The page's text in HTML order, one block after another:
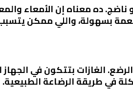
ده معناه إن الأمعاء
بسهولة، واللي ممكن
الرضع. الغازات بتتكون في
في طريقة الرضاعة الطبيعية.